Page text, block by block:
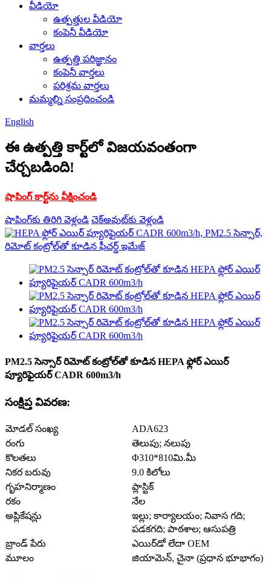
వీడియో
ఉత్పత్తుల వీడియో
కంపెనీ వీడియో
వార్తలు
ఉత్పత్తి పరిజ్ఞానం
కంపెనీ వార్తలు
పరిశ్రమ వార్తలు
మమ్మల్ని సంప్రదించండి
English
ఈ ఉత్పత్తి కార్ట్‌లో విజయవంతంగా
చేర్చబడింది!
షాపింగ్ కార్ట్‌ను వీక్షించండి
షాపింగ్‌కు తిరిగి వెళ్లండి చెక్అవుట్‌కు వెళ్లండి
PM2.5 సెన్సార్ రిమోట్ కంట్రోల్‌తో కూడిన HEPA ఫ్లోర్ ఎయిర్
ప్యూరిఫైయర్ CADR 600m3/h
సంక్షిప్త వివరణ:
మోడల్ సంఖ్య
ADA623
రంగు
తెలుపు; నలుపు
కొలతలు
Φ310*810మి.మీ
నికర బరువు
9.0 కిలోలు
గృహనిర్మాణం
ప్లాస్టిక్
రకం
నేల
అప్లికేషన్లు
ఇల్లు; కార్యాలయం; నివాస గది;
పడకగది; పాఠశాల; ఆసుపత్రి
బ్రాండ్ పేరు
ఎయిర్‌డో లేదా OEM
మూలం
జియామెన్, చైనా (ప్రధాన భూభాగం)